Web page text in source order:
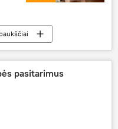
paukščiai
su gyvūnais
pasitarimus